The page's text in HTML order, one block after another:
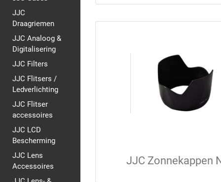
JJC
Draagriemen
JJC Analoog &
Digitalisering
JJC Filters
JJC Flitsers /
Ledverlichting
JJC Flitser
accessoires
JJC LCD
Bescherming
JJC Lens
Accessoires
JJC Zonnekappen